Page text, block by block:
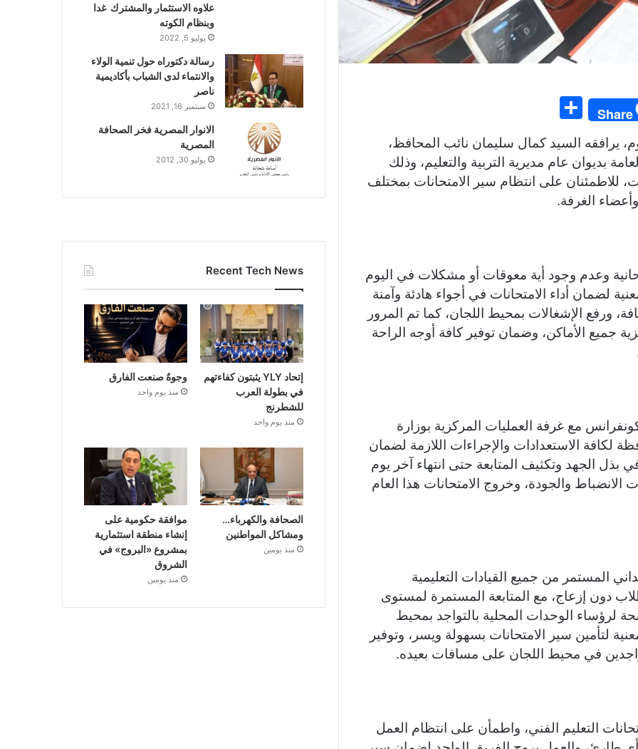
Share
ar
e
يرافقه السيد كمال سليمان نائب المحافظ،
بديوان عام مديرية التربية والتعليم، وذلك
للاطمئنان على انتظام سير الامتحانات بمختلف
الغرفة.
وعدم وجود أية معوقات أو مشكلات في اليوم
لضمان أداء الامتحانات في أجواء هادئة وآمنة
ورفع الإشغالات بمحيط اللجان، كما تم المرور
جميع الأماكن، وضمان توفير كافة أوجه الراحة
مع غرفة العمليات المركزية بوزارة
لكافة الاستعدادات والإجراءات اللازمة لضمان
بذل الجهد وتكثيف المتابعة حتى انتهاء آخر يوم
والجودة، وخروج الامتحانات هذا العام
المستمر من جميع القيادات التعليمية
دون إزعاج، مع المتابعة المستمرة لمستوى
لرؤساء الوحدات المحلية بالتواجد بمحيط
لتأمين سير الامتحانات بسهولة ويسر، وتوفير
في محيط اللجان على مسافات بعيده.
التعليم الفني، واطمأن على انتظام العمل
علاوه الاستثمار والمشترك غدا
وبنظام الكوته
يوليو 5, 2022
رسالة دكتوراه حول تنمية الولاء
والانتماء لدى الشباب بأكاديمية
ناصر
سبتمبر 16, 2021
الانوار المصرية فخر الصحافة
المصرية
يوليو 30, 2012
Recent Tech News
إتحاد YLY يثبتون كفاءتهم
في بطولة العرب
للشطرنج
منذ يوم واحد
وجوهٌ صنعت الفارق
منذ يوم واحد
الصحافة والكهرباء…
ومشاكل المواطنين
منذ يومين
موافقة حكومية على
إنشاء منطقة استثمارية
بمشروع «البروج» في
الشروق
منذ يومين